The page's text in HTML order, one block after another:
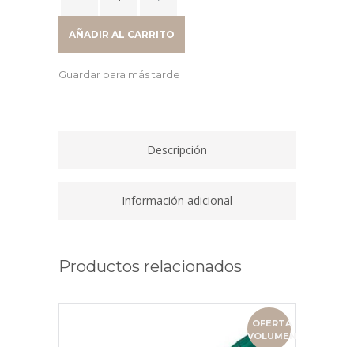
EXTRA
POSICIONES
AÑADIR AL CARRITO
Guardar para más tarde
Descripción
Información adicional
Productos relacionados
OFERTA
VOLUMEN